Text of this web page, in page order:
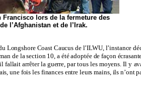
Francisco lors de la fermeture des
l’Afghanistan et de l’Irak.
Longshore Coast Caucus de l’ILWU, l’instance
de la section 10, a été adoptée de façon
arrêter la guerre, par tous les moyens. Il y
fois les finances entre leurs mains, ils n’ont